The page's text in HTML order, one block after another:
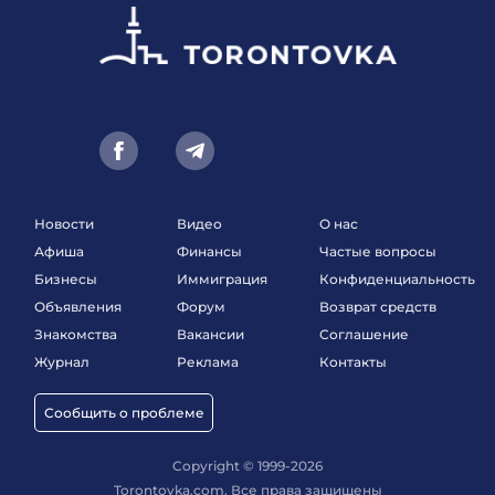
Новости
Афиша
Бизнесы
Объявления
Знакомства
Журнал
Сообщить о проблеме
Видео
Финансы
Иммиграция
Форум
Вакансии
Реклама
О нас
Частые вопросы
Конфиденциальность
Возврат средств
Соглашение
Контакты
Copyright © 1999-2026
Torontovka.com, Все права защищены